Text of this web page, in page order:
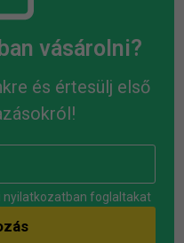
vásárolni?
és értesülj első
nyilatkozatban foglaltakat